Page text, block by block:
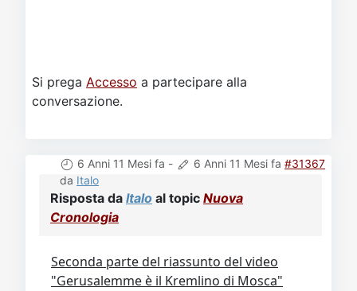
Si prega Accesso a partecipare alla
conversazione.
6 Anni 11 Mesi fa - 6 Anni 11 Mesi fa #31367
da Italo
Risposta da Italo al topic Nuova
Cronologia
Seconda parte del riassunto del video
"Gerusalemme è il Kremlino di Mosca"